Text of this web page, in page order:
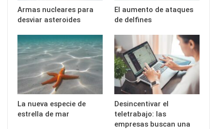
Armas nucleares para
desviar asteroides
El aumento de ataques
de delfines
La nueva especie de
estrella de mar
Desincentivar el
teletrabajo: las
empresas buscan una